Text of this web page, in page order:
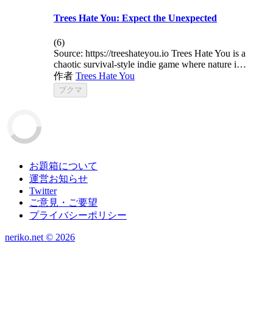
Trees Hate You: Expect the Unexpected
(6)
Source: https://treeshateyou.io Trees Hate You is a
chaotic survival-style indie game where nature i…
作者 Trees Hate You
ブクマ
お題箱について
運営お知らせ
Twitter
ご意見・ご要望
プライバシーポリシー
neriko.net © 2026